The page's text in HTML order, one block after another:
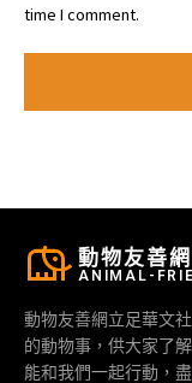
time I comment.
動物友善網
ANIMAL-
動物友善網立足華文
的動物事，供大家了
能和我們一起行動，